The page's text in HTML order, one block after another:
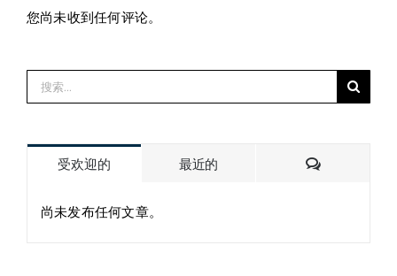
您尚未收到任何评论。
索：
受欢迎的 最近的
评
尚未发布任何文章。